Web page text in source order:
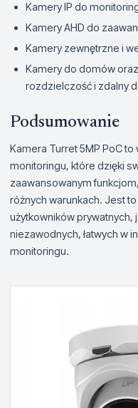
Kamery IP do
Kamery AHD do
Kamery zewnętrzne i
Kamery do domów
rozdzielczość i zdalny
Podsumowanie
Kamera Turret 5MP PoC
monitoringu, które dzięki
zaawansowanym
różnych warunkach. Jest
użytkowników prywatnych,
niezawodnych, łatwych w
monitoringu.